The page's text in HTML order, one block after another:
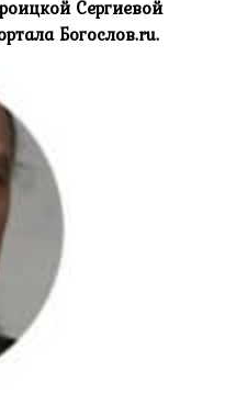
Сергиевой
Богослов.ru.